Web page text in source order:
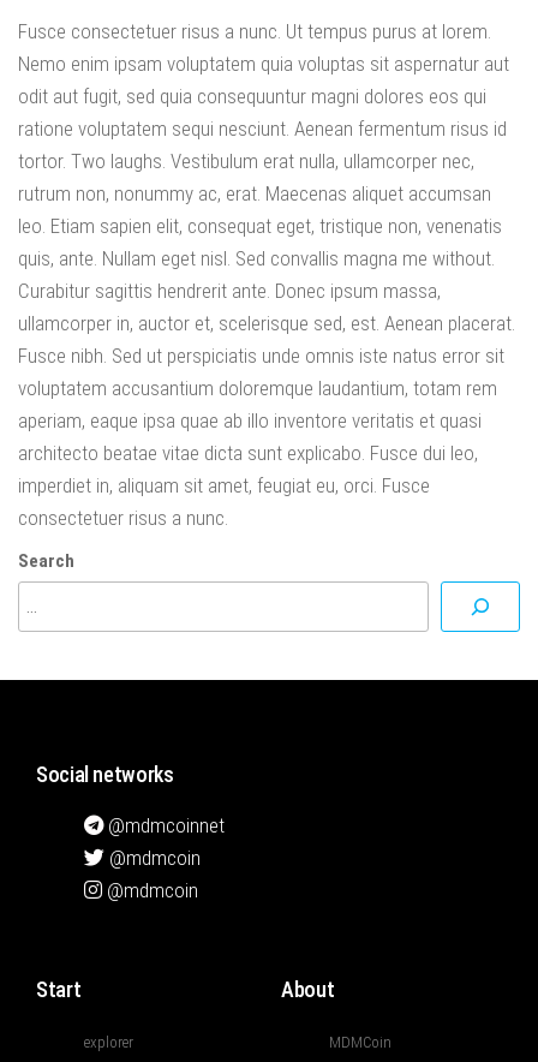
Fusce consectetuer risus a nunc. Ut tempus purus at lorem.
Nemo enim ipsam voluptatem quia voluptas sit aspernatur aut
odit aut fugit, sed quia consequuntur magni dolores eos qui
ratione voluptatem sequi nesciunt. Aenean fermentum risus id
tortor. Two laughs. Vestibulum erat nulla, ullamcorper nec,
rutrum non, nonummy ac, erat. Maecenas aliquet accumsan
leo. Etiam sapien elit, consequat eget, tristique non, venenatis
quis, ante. Nullam eget nisl. Sed convallis magna me without.
Curabitur sagittis hendrerit ante. Donec ipsum massa,
ullamcorper in, auctor et, scelerisque sed, est. Aenean placerat.
Fusce nibh. Sed ut perspiciatis unde omnis iste natus error sit
voluptatem accusantium doloremque laudantium, totam rem
aperiam, eaque ipsa quae ab illo inventore veritatis et quasi
architecto beatae vitae dicta sunt explicabo. Fusce dui leo,
imperdiet in, aliquam sit amet, feugiat eu, orci. Fusce
consectetuer risus a nunc.
Search
Social networks
@mdmcoinnet
@mdmcoin
@mdmcoin
Start
explorer
About
MDMCoin